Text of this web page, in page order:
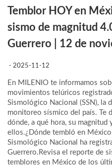
Temblor HOY en
sismo de magnitud
Guerrero | 12 de
- 2025-11-12
En MILENIO te informamos
movimientos telúricos
Sismológico Nacional (SSN), la
monitoreo sísmico del país. Te
dónde, a qué hora, su
ellos.​¿Dónde tembló en
Sismológico Nacional ha
Guerrero.Revisa el reporte de
temblores en México de los